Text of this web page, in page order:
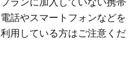
電話やスマートフォンなどを
利用している方はご注意くだ